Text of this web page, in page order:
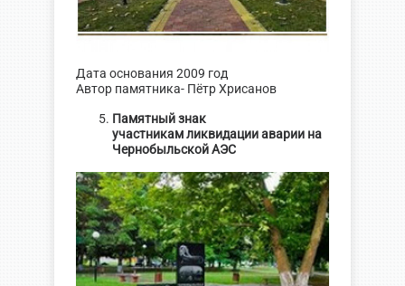
Дата основания 2009 год
Автор памятника- Пётр Хрисанов
Памятный знак
участникам ликвидации аварии на
Чернобыльской АЭС